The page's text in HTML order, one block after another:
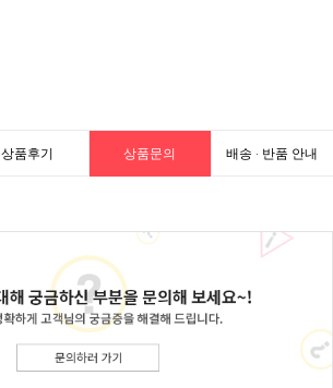
상품후기 상품문의 배송 · 반품 안내